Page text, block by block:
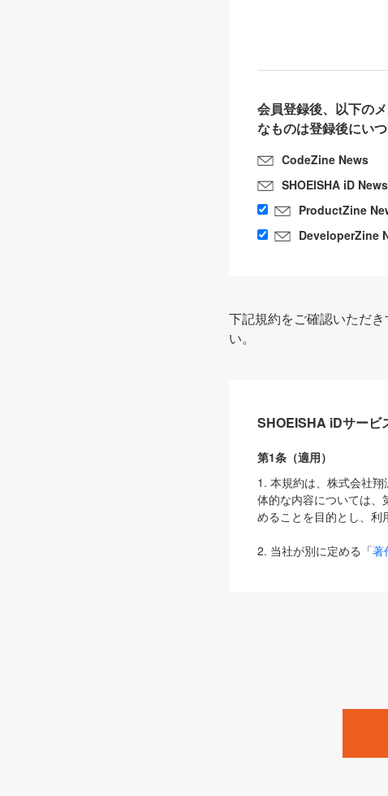
会員登録後、以下の
なものは登録後にい
CodeZine News
SHOEISHA iD News
ProductZine
DeveloperZine
下記規約をご確認いただ
い。
SHOEISHA iDサービ
第1条（適用）
1. 本規約は、株式会社
体的な内容については、
めることを目的とし、利
2. 当社が別に定める「著
は、本規約の規定が優
1. 「本サービス」とは
みます）及びこれらサ
「SEBook」「SEShop